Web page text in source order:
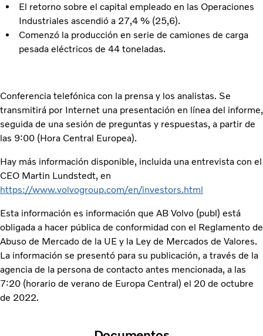
El retorno sobre el capital empleado en las Operaciones
Industriales ascendió a 27,4 % (25,6).
Comenzó la producción en serie de camiones de carga
pesada eléctricos de 44 toneladas.
Conferencia telefónica con la prensa y los analistas. Se
transmitirá por Internet una presentación en línea del informe,
seguida de una sesión de preguntas y respuestas, a partir de
las 9:00 (Hora Central Europea).
Hay más información disponible, incluida una entrevista con el
CEO Martin Lundstedt, en
https://www.volvogroup.com/en/investors.html
Esta información es información que AB Volvo (publ) está
obligada a hacer pública de conformidad con el Reglamento de
Abuso de Mercado de la UE y la Ley de Mercados de Valores.
La información se presentó para su publicación, a través de la
agencia de la persona de contacto antes mencionada, a las
7:20 (horario de verano de Europa Central) el 20 de octubre
de 2022.